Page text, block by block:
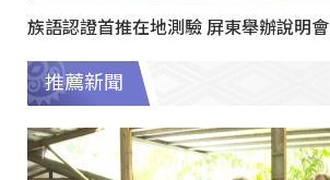
族語認證首推在地測驗 屏東舉辦說明會
推薦新聞